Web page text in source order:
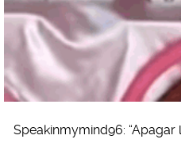
Speakinmymind96: